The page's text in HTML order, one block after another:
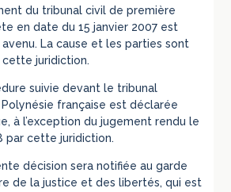
du tribunal civil de première
en date du 15 janvier 2007 est
La cause et les parties sont
juridiction.
suivie devant le tribunal
française est déclarée
à l’exception du jugement rendu le
par cette juridiction.
décision sera notifiée au garde
de la justice et des libertés, qui est